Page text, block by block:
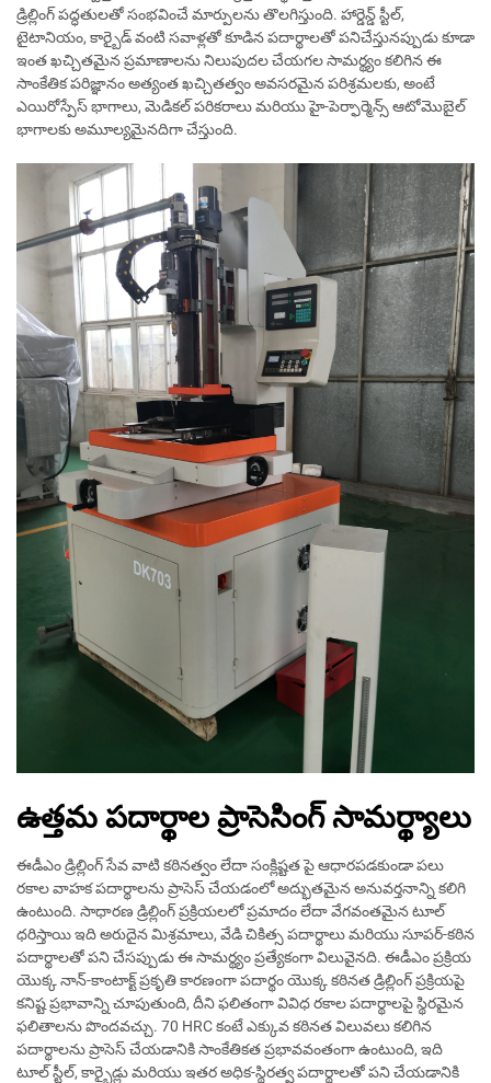
డ్రిల్లింగ్ పద్ధతులతో సంభవించే మార్పులను తొలగిస్తుంది. హార్డెన్డ్ స్టీల్,
టైటానియం, కార్బైడ్ వంటి సవాళ్లతో కూడిన పదార్థాలతో పనిచేస్తునప్పుడు కూడా
ఇంత ఖచ్చితమైన ప్రమాణాలను నిలుపుదల చేయగల సామర్థ్యం కలిగిన ఈ
సాంకేతిక పరిజ్ఞానం అత్యంత ఖచ్చితత్వం అవసరమైన పరిశ్రమలకు, అంటే
ఎయిరోస్పేస్ భాగాలు, మెడికల్ పరికరాలు మరియు హై-పెర్ఫార్మెన్స్ ఆటోమొబైల్
భాగాలకు అమూల్యమైనదిగా చేస్తుంది.
ఉత్తమ పదార్థాల ప్రాసెసింగ్ సామర్థ్యాలు
ఈడీఎం డ్రిల్లింగ్ సేవ వాటి కఠినత్వం లేదా సంక్లిష్టత పై ఆధారపడకుండా పలు
రకాల వాహక పదార్థాలను ప్రాసెస్ చేయడంలో అద్భుతమైన అనువర్తనాన్ని కలిగి
ఉంటుంది. సాధారణ డ్రిల్లింగ్ ప్రక్రియలలో ప్రమాదం లేదా వేగవంతమైన టూల్
ధరిస్తాయి ఇది అరుదైన మిశ్రమాలు, వేడి చికిత్స పదార్థాలు మరియు సూపర్-కఠిన
పదార్థాలతో పని చేసప్పుడు ఈ సామర్థ్యం ప్రత్యేకంగా విలువైనది. ఈడీఎం ప్రక్రియ
యొక్క నాన్-కాంటాక్ట్ ప్రకృతి కారణంగా పదార్థం యొక్క కఠినత డ్రిల్లింగ్ ప్రక్రియపై
కనిష్ట ప్రభావాన్ని చూపుతుంది, దీని ఫలితంగా వివిధ రకాల పదార్థాలపై స్థిరమైన
ఫలితాలను పొందవచ్చు. 70 HRC కంటే ఎక్కువ కఠినత విలువలు కలిగిన
పదార్థాలను ప్రాసెస్ చేయడానికి సాంకేతికత ప్రభావవంతంగా ఉంటుంది, ఇది
టూల్ స్టీల్, కార్బైడ్లు మరియు ఇతర అధిక-స్థిరత్వ పదార్థాలతో పని చేయడానికి